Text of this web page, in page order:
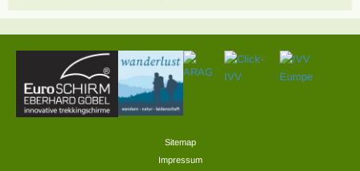
Sitemap
Impressum